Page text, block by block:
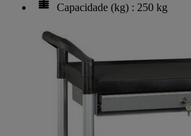
Capacidade (kg) : 250 kg